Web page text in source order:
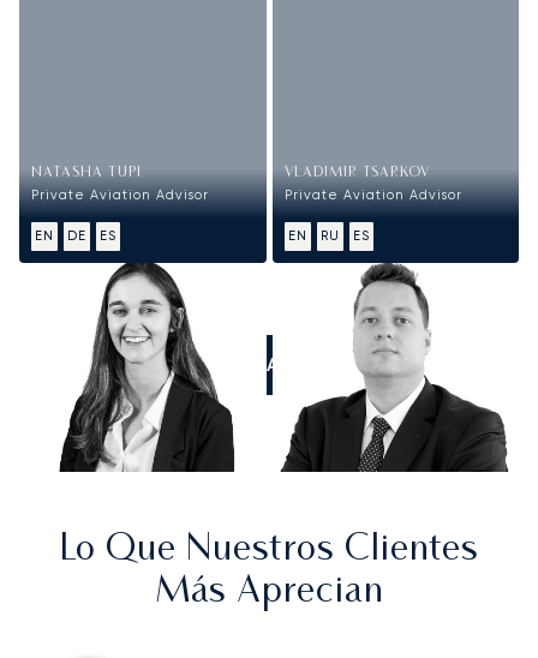
NATASHA TUPI
Private Aviation Advisor
EN DE ES
VLADIMIR TSARKOV
Private Aviation Advisor
EN RU ES
LLÁMANOS
Lo Que Nuestros Clientes
Más Aprecian